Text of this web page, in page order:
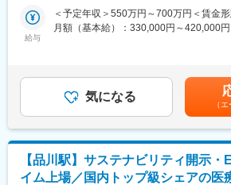
◎『Medi With』が全国へ広がる。ブラ
ダイナミズムを味わえる
名によるサポート体制）の、非常にコン
ームで運営されています。
変更の範囲：会社の定める業務
・国内外コンプライアンス業務
・デューデリジェンス、M&Aなどの戦略
・後輩育成、指導
■ポジションの魅力
少数精鋭かつ幅広い事業展開により、幅
活躍することが可能です。
給与
＜予定年収＞550万円～700万円＜賃金
月額（基本給）：330,000円～420,000
あくまでも目安の金額であり、選考を通
ります。月給(月額)は固定手当を含めた
気になる
（
【品川駅】サステナビリティ開示・
イム上場／国内トップ級シェアの医